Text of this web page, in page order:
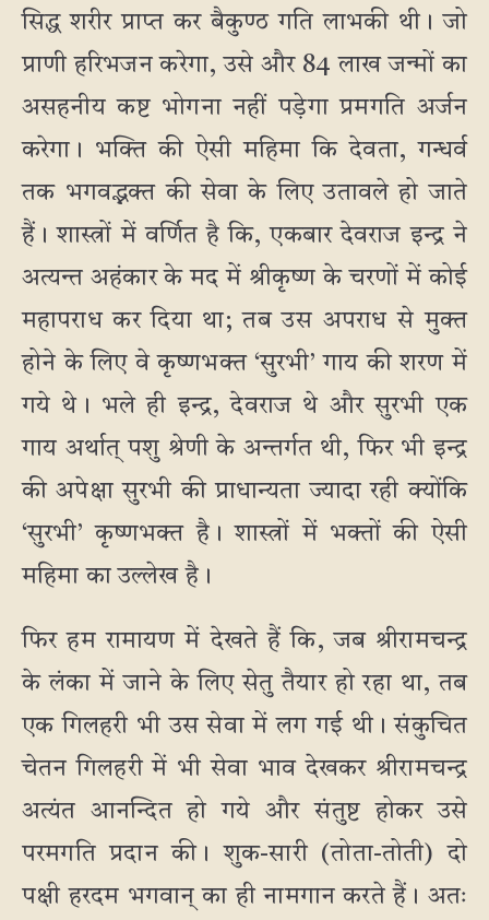
सिद्ध शरीर प्राप्त कर बैकुण्ठ गति लाभकी थी। जो
प्राणी हरिभजन करेगा, उसे और 84 लाख जन्मों का
असहनीय कष्ट भोगना नहीं पड़ेगा प्रमगति अर्जन
करेगा। भक्ति की ऐसी महिमा कि देवता, गन्धर्व
तक भगवद्भक्त की सेवा के लिए उतावले हो जाते
हैं। शास्त्रों में वर्णित है कि, एकबार देवराज इन्द्र ने
अत्यन्त अहंकार के मद में श्रीकृष्ण के चरणों में कोई
महापराध कर दिया था; तब उस अपराध से मुक्त
होने के लिए वे कृष्णभक्त ‘सुरभी’ गाय की शरण में
गये थे। भले ही इन्द्र, देवराज थे और सुरभी एक
गाय अर्थात् पशु श्रेणी के अन्तर्गत थी, फिर भी इन्द्र
की अपेक्षा सुरभी की प्राधान्यता ज्यादा रही क्योंकि
‘सुरभी’ कृष्णभक्त है। शास्त्रों में भक्तों की ऐसी
महिमा का उल्लेख है।
फिर हम रामायण में देखते हैं कि, जब श्रीरामचन्द्र
के लंका में जाने के लिए सेतु तैयार हो रहा था, तब
एक गिलहरी भी उस सेवा में लग गई थी। संकुचित
चेतन गिलहरी में भी सेवा भाव देखकर श्रीरामचन्द्र
अत्यंत आनन्दित हो गये और संतुष्ट होकर उसे
परमगति प्रदान की। शुक-सारी (तोता-तोती) दो
पक्षी हरदम भगवान् का ही नामगान करते हैं। अतः